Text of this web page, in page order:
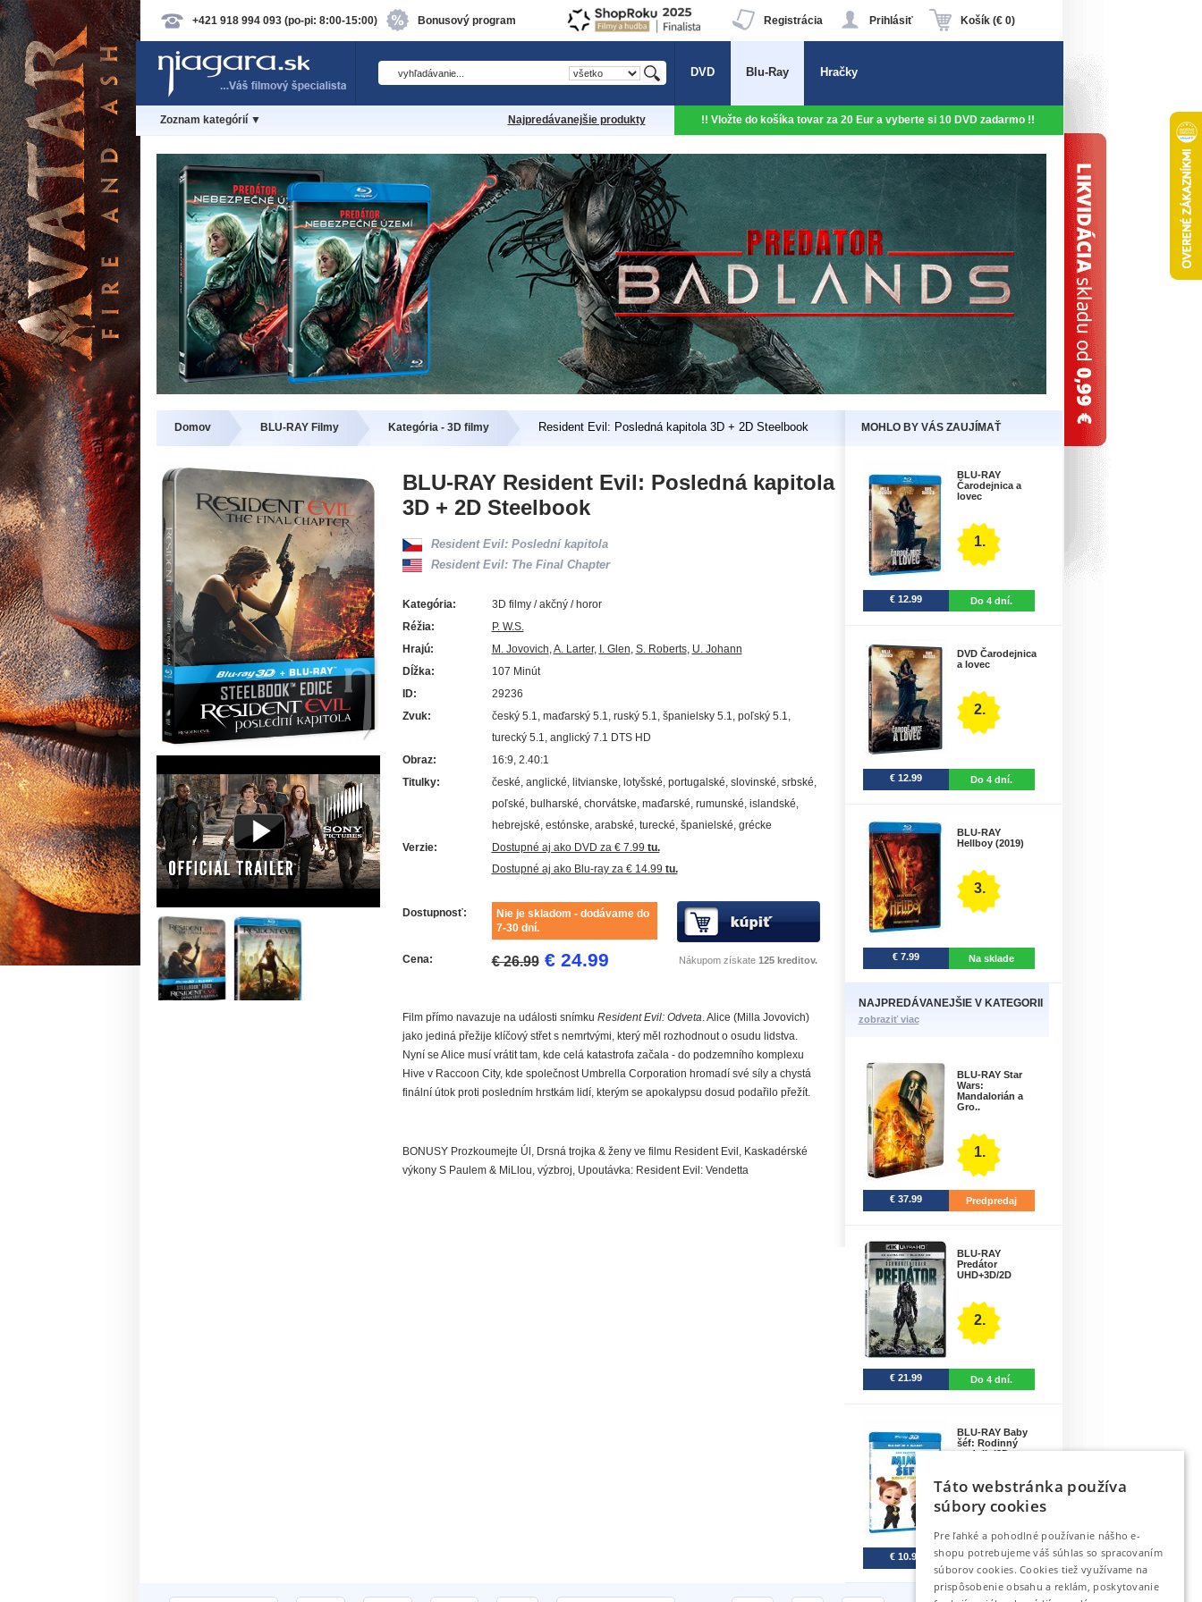
+421 918 994 093 (po-pi: 8:00-15:00) Bonusový program Košík (€ 0)
Prihlásiť
Registrácia
DVD Blu-Ray Hračky
Zoznam kategórií ▼ Najpredávanejšie produkty !! Vložte do košíka tovar za 20 Eur a vyberte si 10 DVD zadarmo !!
Domov BLU-RAY Filmy Kategória - 3D filmy Resident Evil: Posledná kapitola 3D + 2D Steelbook MOHLO BY VÁS ZAUJÍMAŤ
BLU-RAY Resident Evil: Posledná kapitola
3D + 2D Steelbook
Resident Evil: Poslední kapitola
Resident Evil: The Final Chapter
Kategória:
3D filmy / akčný / horor
Réžia:
P. W.S.
Hrajú:
M. Jovovich,A. Larter, I. Glen, S. Roberts, U. Johann
Dĺžka:
107 Minút
ID:
29236
Zvuk:
český 5.1, maďarský 5.1, ruský 5.1, španielsky 5.1, poľský 5.1,
turecký 5.1, anglický 7.1 DTS HD
Obraz:
16:9, 2.40:1
Titulky:
české, anglické, litvianske, lotyšské, portugalské, slovinské, srbské,
poľské, bulharské, chorvátske, maďarské, rumunské, islandské,
hebrejské, estónske, arabské, turecké, španielské, grécke
Verzie:
Dostupné aj ako DVD za € 7.99 tu.
Dostupné aj ako Blu-ray za € 14.99 tu.
Dostupnosť:
Nie je skladom - dodávame do
7-30 dní.
Cena: € 26.99 € 24.99 Nákupom získate 125 kreditov.
Film přímo navazuje na události snímku Resident Evil: Odveta. Alice (Milla Jovovich)
jako jediná přežije klíčový střet s nemrtvými, který měl rozhodnout o osudu lidstva.
Nyní se Alice musí vrátit tam, kde celá katastrofa začala - do podzemního komplexu
Hive v Raccoon City, kde společnost Umbrella Corporation hromadí své síly a chystá
finální útok proti posledním hrstkám lidí, kterým se apokalypsu dosud podařilo přežít.
BONUSY Prozkoumejte Úl, Drsná trojka & ženy ve filmu Resident Evil, Kaskadérské
výkony S Paulem & MiLlou, výzbroj, Upoutávka: Resident Evil: Vendetta
BLU-RAY
Čarodejnica a
lovec
1.
€ 12.99 Do 4 dní.
DVD Čarodejnica
a lovec
2.
€ 12.99 Do 4 dní.
BLU-RAY
Hellboy (2019)
3.
€ 7.99 Na sklade
NAJPREDÁVANEJŠIE V KATEGORII
zobraziť viac
BLU-RAY Star
Wars:
Mandalorián a
Gro..
1.
€ 37.99 Predpredaj
BLU-RAY
Predátor
UHD+3D/2D
2.
€ 21.99 Do 4 dní.
BLU-RAY Baby
šéf: Rodinný
podnik (2D..
€ 10.99 Do 4 dní.
Táto webstránka používa
súbory cookies
Pre ľahké a pohodlné používanie nášho e-
shopu potrebujeme váš súhlas so spracovaním
súborov cookies. Cookies tiež využívame na
prispôsobenie obsahu a reklám, poskytovanie